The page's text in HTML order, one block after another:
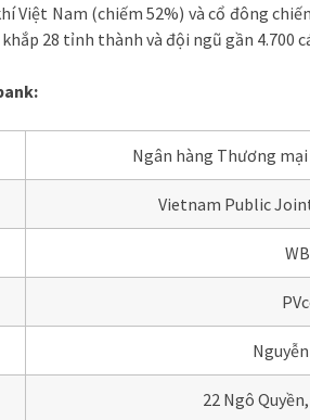
Việt Nam (chiếm 52%) và cổ đông
28 tỉnh thành và đội ngũ gần 4.700
Ngân hàng Thương
Vietnam Public
22 Ngô